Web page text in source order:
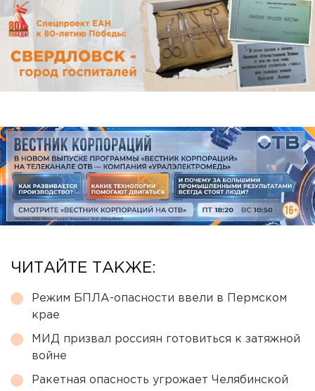
ЧИТАЙТЕ ТАКЖЕ:
Режим БПЛА-опасности ввели в Пермском
крае
МИД призвал россиян готовиться к затяжной
войне
Ракетная опасность угрожает Челябинской